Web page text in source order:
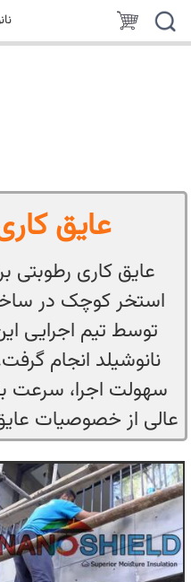
عایق
عایق کاری رطوبتی
استخر کوچک در
توسط تیم اجرایی
نانوشیلد انجام
سهولت اجرا، سرعت
عالی از خصوصیات
جستجو
سبد